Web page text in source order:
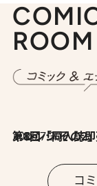
ROOM
2026.7.30
第8回「同人誌即売会にチャレンジ その2
コ